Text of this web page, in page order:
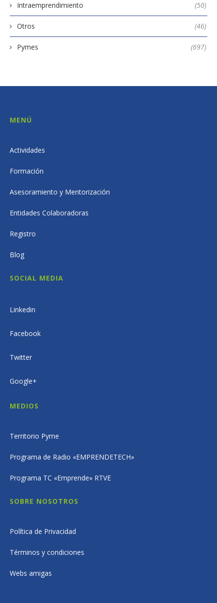
Intraemprendimiento (50)
Otros (46)
Pymes (697)
MENÚ
Actividades
Formación
Asesoramiento y Mentorización
Entidades Colaboradoras
Registro
Blog
SOCIAL MEDIA
Linkedin
Facebook
Twitter
Google+
MEDIOS
Territorio Pyme
Programa de Radio «EMPRENDETECH»
Programa TC «Emprende» RTVE
SOBRE NOSOTROS
Política de Privacidad
Términos y condiciones
Webs amigas